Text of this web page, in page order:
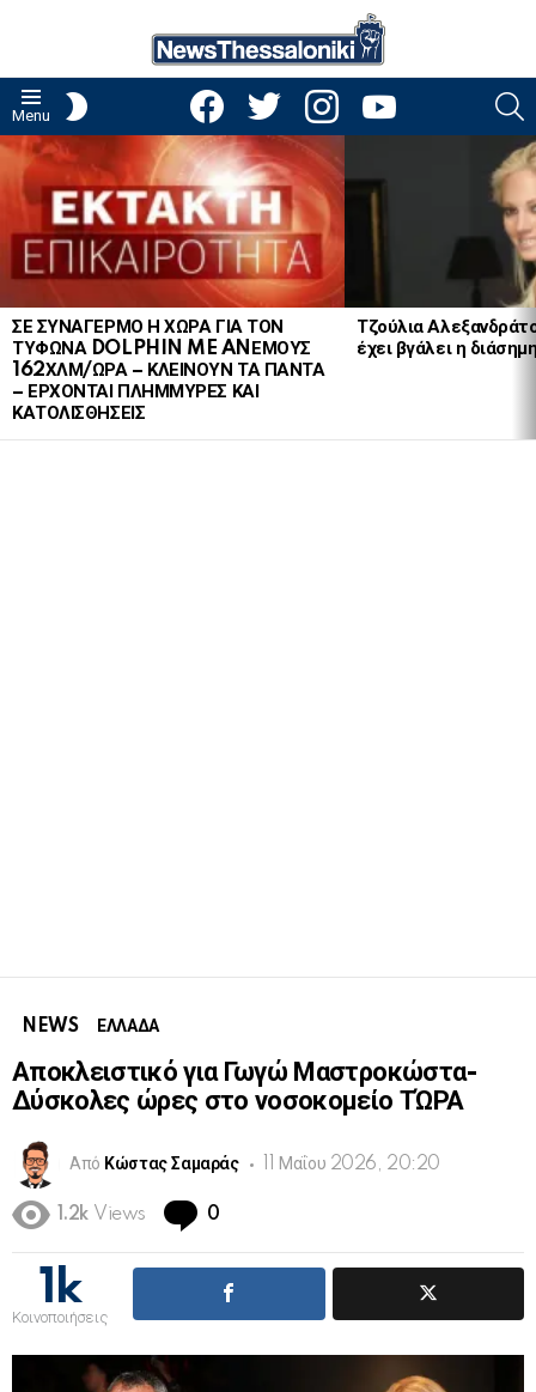
Menu
facebooktwitter instagramyoutube
LATEST
STORIES
ΣΕ ΣΥΝΑΓΕΡΜΟ Η ΧΩΡΑ ΓΙΑ ΤΟΝ
ΤΥΦΩΝΑ DOLPHIN ME ANΕΜΟΥΣ
162ΧΛΜ/ΩΡΑ – ΚΛΕΙΝΟΥΝ ΤΑ ΠΑΝΤΑ
– ΕΡΧΟΝΤΑΙ ΠΛΗΜΜΥΡΕΣ ΚΑΙ
ΚΑΤΟΛΙΣΘΗΣΕΙΣ
Τζούλια
έχει βγάλει η
NEWS ΕΛΛΑΔΑ
Αποκλειστικό για Γωγώ Μαστροκώστα-
Δύσκολες ώρες στο νοσοκομείο ΤΏΡΑ
Από Κώστας Σαμαράς 11 Μαΐου 2026, 20:20
1.2k Views 0
1k
Κοινοποιήσεις